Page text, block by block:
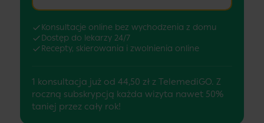
Konsultacje online bez wychodzenia z domu
Dostęp do lekarzy 24/7
Recepty, skierowania i zwolnienia online
1 konsultacja już od 44,50 zł z TelemediGO. Z
roczną subskrypcją każda wizyta nawet 50%
taniej przez cały rok!